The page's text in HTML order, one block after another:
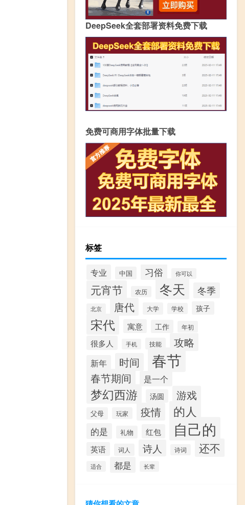
DeepSeek全套部署资料免费下载
免费可商用字体批量下载
标签
专业 中国 习俗 你可以
元宵节 农历 冬天 冬季
北京 唐代 大学 学校 孩子
宋代 寓意 工作 年初
很多人 手机 技能 攻略
新年 时间 春节
春节期间 是一个
梦幻西游 汤圆 游戏
父母 玩家 疫情 的人
的是 礼物 红包 自己的
英语 词人 诗人 诗词 还不
适合 都是 长辈